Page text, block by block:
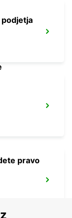
podjetja
pravo